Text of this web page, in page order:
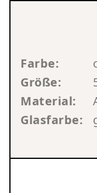
Farbe:
Größe:
Material:
Glasfarbe: